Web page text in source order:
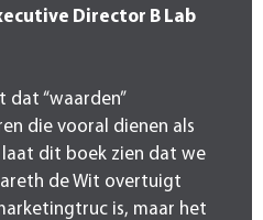
Director B Lab
dat “waarden”
die vooral dienen als
dit boek zien dat we
de Wit overtuigt
is, maar het